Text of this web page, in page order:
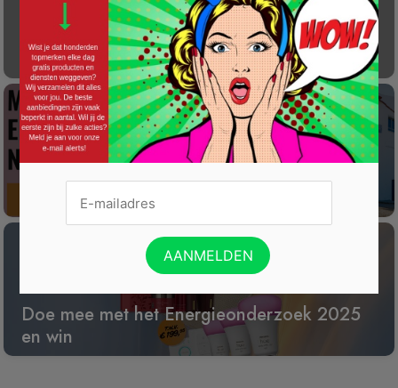
Gratis Princess elektrische kachel t.w.v. €
100
Win een wijnreis naar Spanje
Doe mee met het Energieonderzoek 2025
en win